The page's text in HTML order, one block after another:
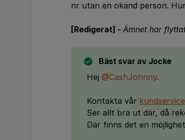
nr utan en okänd person.
[Redigerat] - Ämnet har
Bäst svar av Jocke
Hej @CashJohnny.
Kontakta vår kundservice
Ser allt bra ut där, då
Där finns det en